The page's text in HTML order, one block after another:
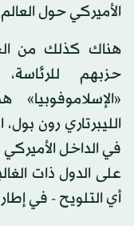
الأميركي حول
هناك كذلك من
حزبهم
الليبرتاري رون
في الداخل الأميركي
على الدول ذات
أي التلويح - في إطار